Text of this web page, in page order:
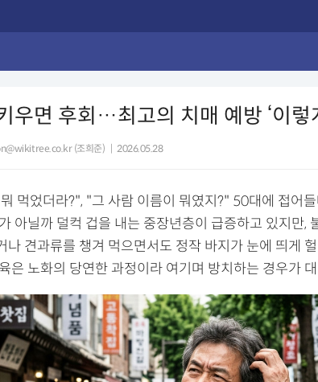
우면 후회…최고의 치매 예방 ‘이렇
(조희준) 2026.05.28
먹었더라?", "그 사람 이름이 뭐였지?" 50대에 접어
아닐까 덜컥 겁을 내는 중장년층이 급증하고 있지만,
나 견과류를 챙겨 먹으면서도 정작 바지가 눈에 띄게
은 노화의 당연한 과정이라 여기며 방치하는 경우가